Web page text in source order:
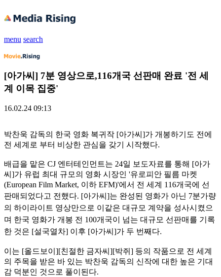
menu search
[아가씨] 7분 영상으로,116개국 선판매 완료 '전 세
계 이목 집중'
16.02.24 09:13
박찬욱 감독의 한국 영화 복귀작 [아가씨]가 개봉하기도 전에
전 세계로 부터 비상한 관심을 갖기 시작했다.
배급을 맡은 CJ 엔터테인먼트는 24일 보도자료를 통해 [아가
씨]가 유럽 최대 규모의 영화 시장인 '유로피안 필름 마켓
(European Film Market, 이하 EFM)'에서 전 세계 116개국에 선
판매되었다고 전했다. [아가씨]는 완성된 영화가 아닌 7분가량
의 하이라이트 영상만으로 이같은 대규모 계약을 성사시켰으
며 한국 영화가 개봉 전 100개국이 넘는 대규모 선판매를 기록
한 것은 [설국열차] 이후 [아가씨]가 두 번째다.
이는 [올드보이][친절한 금자씨][박쥐] 등의 작품으로 전 세계
의 주목을 받은 바 있는 박찬욱 감독의 신작에 대한 높은 기대
감 덕분인 것으로 풀이된다.